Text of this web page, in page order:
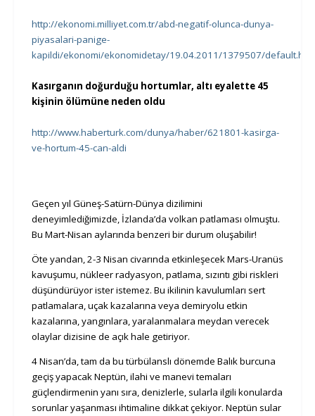
http://ekonomi.milliyet.com.tr/abd-negatif-olunca-dunya-
piyasalari-panige-
kapildi/ekonomi/ekonomidetay/19.04.2011/1379507/default.htm
Kasırganın doğurduğu hortumlar, altı eyalette 45
kişinin ölümüne neden oldu
http://www.haberturk.com/dunya/haber/621801-kasirga-
ve-hortum-45-can-aldi
Geçen yıl Güneş-Satürn-Dünya dizilimini
deneyimlediğimizde, İzlanda’da volkan patlaması olmuştu.
Bu Mart-Nisan aylarında benzeri bir durum oluşabilir!
Öte yandan, 2-3 Nisan civarında etkinleşecek Mars-Uranüs
kavuşumu, nükleer radyasyon, patlama, sızıntı gibi riskleri
düşündürüyor ister istemez. Bu ikilinin kavulumları sert
patlamalara, uçak kazalarına veya demiryolu etkin
kazalarına, yangınlara, yaralanmalara meydan verecek
olaylar dizisine de açık hale getiriyor.
4 Nisan’da, tam da bu türbülanslı dönemde Balık burcuna
geçiş yapacak Neptün, ilahi ve manevi temaları
güçlendirmenin yanı sıra, denizlerle, sularla ilgili konularda
sorunlar yaşanması ihtimaline dikkat çekiyor. Neptün sular